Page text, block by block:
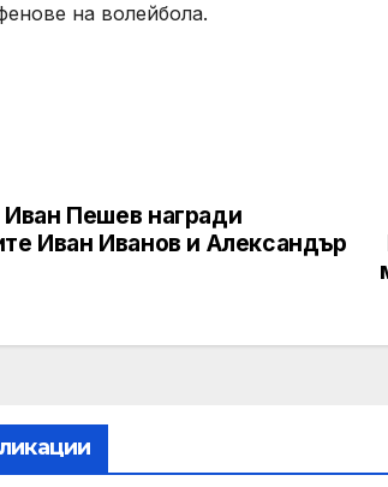
на волейбола.
Пешев награди
Иван Иванов и Александър